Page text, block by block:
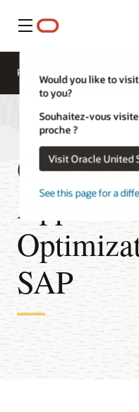
Menu
Would you like to
to you?
Souhaitez-vous
proche ?
Visit Oracle United
See this page for a
Présentation
Oracle
SAP